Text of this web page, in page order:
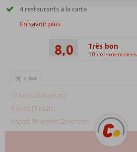
4 restaurants à la carte
En savoir plus
8,0 Très bon
10 commentaires
+
17 nov. 2026 (mar.)
8 jours (7 nuits)
départ Bruxelles Zaventem